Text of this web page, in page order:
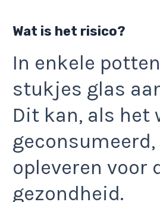
Wat is het risico?
In enkele
stukjes glas
Dit kan, als het
geconsumeerd,
opleveren voor
gezondheid.